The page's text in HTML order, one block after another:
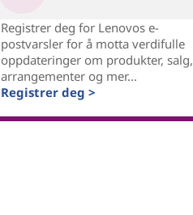
Registrer deg for Lenovos e-
postvarsler for å motta verdifulle
oppdateringer om produkter, salg,
arrangementer og mer...
Registrer deg >